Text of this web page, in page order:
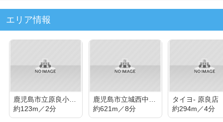
エリア情報
鹿児島市立原良小学校
約123m／2分
鹿児島市立城西中学校
約621m／8分
タイヨ- 原良店
約294m／4分